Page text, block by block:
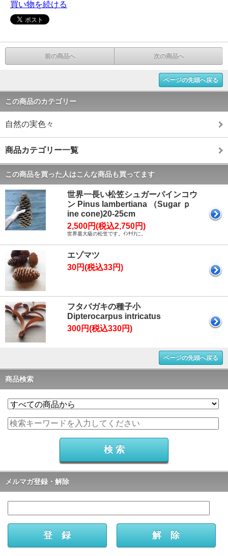
買い物を続ける
前の商品へ 次の商品へ
ページの先頭へ戻る
この商品のカテゴリー
自然の実色々
商品カテゴリー一覧
この商品を買った人はこんな商品も買ってます
世界一長い松笠シュガーパインコウ
ン Pinus lambertiana （Sugar ｐ
ine cone)20-25cm
2,500円(税込2,750円)
世界最大級の松笠です。ｲﾝﾃﾘｱに。
エゾマツ
30円(税込33円)
フタバガキの種子小
Dipterocarpus intricatus
300円(税込330円)
ページの先頭へ戻る
商品検索
メルマガ登録・解除